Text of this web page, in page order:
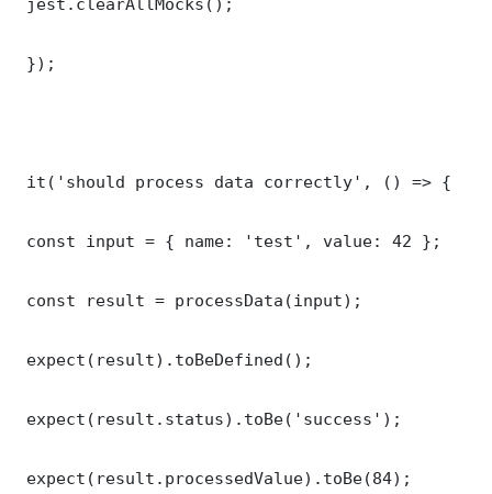
});
it('should process data correctly', () => {
const input = { name: 'test', value: 42 };
const result = processData(input);
expect(result).toBeDefined();
expect(result.status).toBe('success');
expect(result.processedValue).toBe(84);